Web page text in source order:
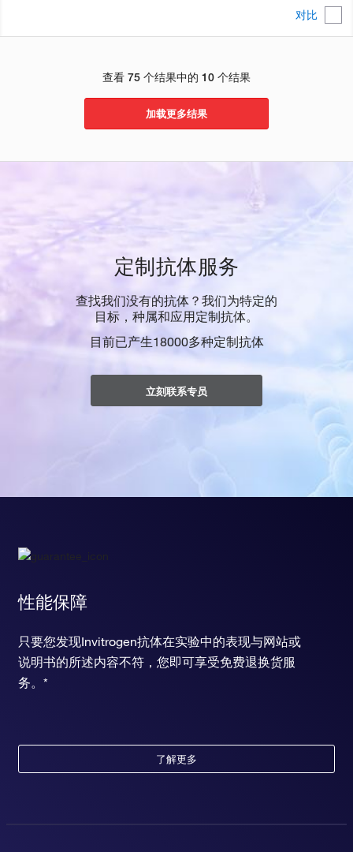
对比
查看 75 个结果中的 10 个结果
加载更多结果
定制抗体服务
查找我们没有的抗体？我们为特定的
目标，种属和应用定制抗体。
目前已产生18000多种定制抗体
立刻联系专员
性能保障
只要您发现Invitrogen抗体在实验中的表现与网站或
说明书的所述内容不符，您即可享受免费退换货服
务。*
了解更多